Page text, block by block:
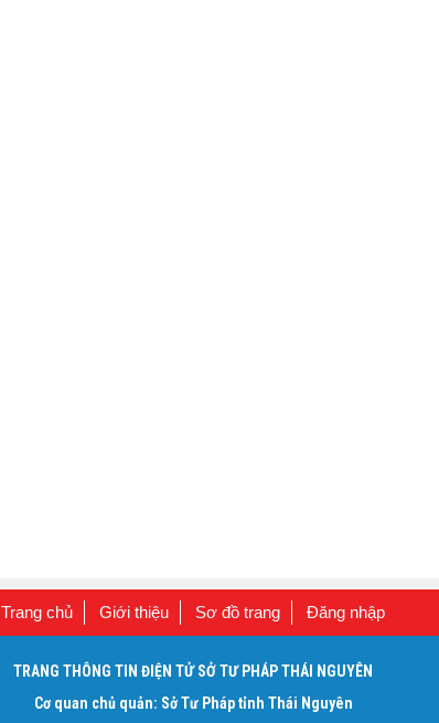
Trang chủ Giới thiệu Sơ đồ trang Đăng nhập
TRANG THÔNG TIN ĐIỆN TỬ SỞ TƯ PHÁP THÁI NGUYÊN
Cơ quan chủ quản: Sở Tư Pháp tỉnh Thái Nguyên